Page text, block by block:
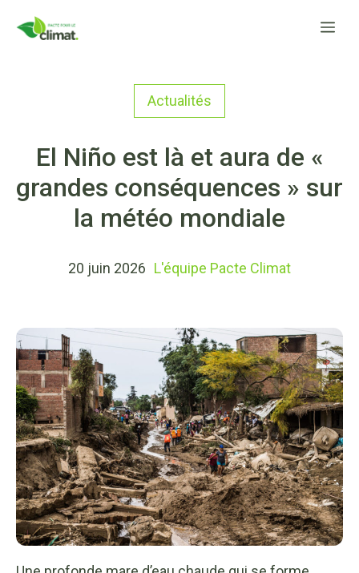
Actualités
El Niño est là et aura de «
grandes conséquences » sur
la météo mondiale
20 juin 2026 L'équipe Pacte Climat